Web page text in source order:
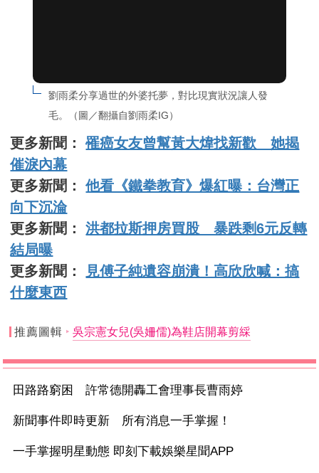
劉雨柔分享過世的外婆托夢，對比現實狀況讓人發
毛。（圖／翻攝自劉雨柔IG）
更多新聞：罹癌女友曾幫黃大煒找新歡 她揭
催淚內幕
更多新聞：他看《鐵拳教育》爆紅曝：台灣正
向下沉淪
更多新聞：洪都拉斯押房買股 暴跌剩6元反轉
結局曝
更多新聞：
見傅子純遺容崩潰！高欣欣喊：搞
什麼東西
推薦圖輯 吳宗憲女兒(吳姍儒)為鞋店開幕剪綵
田路路窮困 許常德開轟工會理事長曹雨婷
新聞事件即時更新 所有消息一手掌握！
一手掌握明星動態 即刻下載娛樂星聞APP